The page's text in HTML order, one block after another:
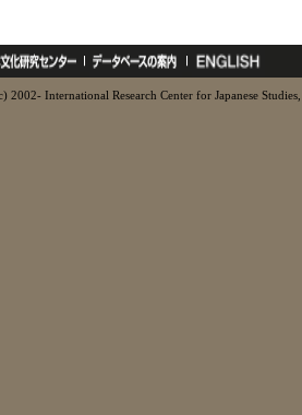
2002- International Research Center for Japanese